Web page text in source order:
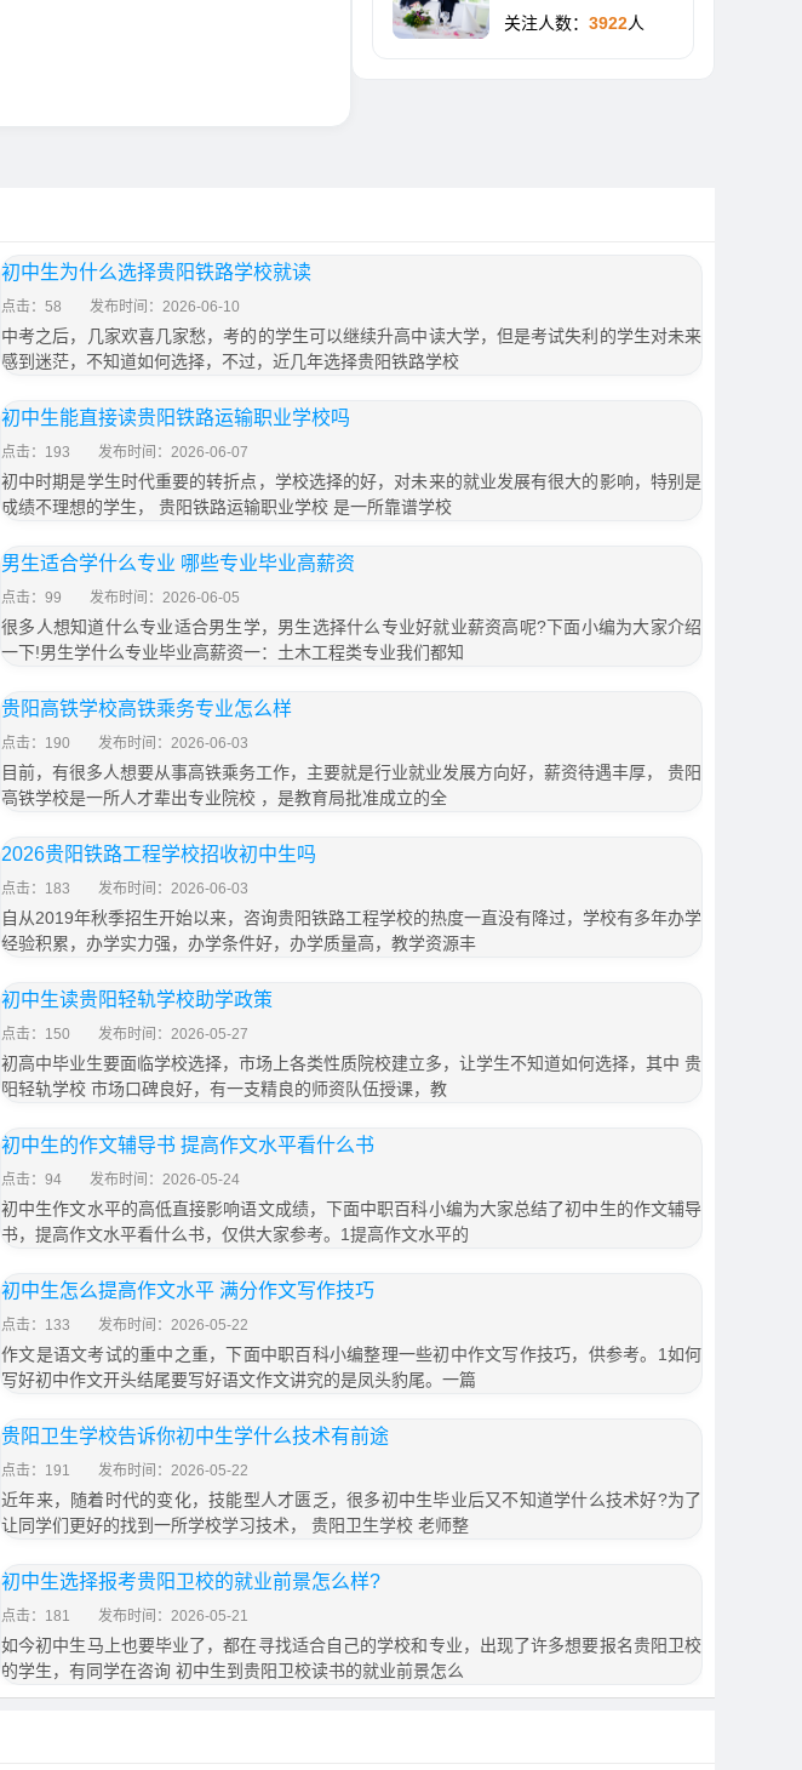
关注人数： 3922人
初中生为什么选择贵阳铁路学校就读
点击：58 发布时间：2026-06-10
中考之后，几家欢喜几家愁，考的的学生可以继续升高中读大学，但是考试失利的学生对未来
感到迷茫，不知道如何选择，不过，近几年选择贵阳铁路学校
初中生能直接读贵阳铁路运输职业学校吗
点击：193 发布时间：2026-06-07
初中时期是学生时代重要的转折点，学校选择的好，对未来的就业发展有很大的影响，特别是
成绩不理想的学生， 贵阳铁路运输职业学校 是一所靠谱学校
男生适合学什么专业 哪些专业毕业高薪资
点击：99 发布时间：2026-06-05
很多人想知道什么专业适合男生学，男生选择什么专业好就业薪资高呢?下面小编为大家介绍
一下!男生学什么专业毕业高薪资一：土木工程类专业我们都知
贵阳高铁学校高铁乘务专业怎么样
点击：190 发布时间：2026-06-03
目前，有很多人想要从事高铁乘务工作，主要就是行业就业发展方向好，薪资待遇丰厚， 贵阳
高铁学校是一所人才辈出专业院校 ，是教育局批准成立的全
2026贵阳铁路工程学校招收初中生吗
点击：183 发布时间：2026-06-03
自从2019年秋季招生开始以来，咨询贵阳铁路工程学校的热度一直没有降过，学校有多年办学
经验积累，办学实力强，办学条件好，办学质量高，教学资源丰
初中生读贵阳轻轨学校助学政策
点击：150 发布时间：2026-05-27
初高中毕业生要面临学校选择，市场上各类性质院校建立多，让学生不知道如何选择，其中 贵
阳轻轨学校 市场口碑良好，有一支精良的师资队伍授课，教
初中生的作文辅导书 提高作文水平看什么书
点击：94 发布时间：2026-05-24
初中生作文水平的高低直接影响语文成绩，下面中职百科小编为大家总结了初中生的作文辅导
书，提高作文水平看什么书，仅供大家参考。1提高作文水平的
初中生怎么提高作文水平 满分作文写作技巧
点击：133 发布时间：2026-05-22
作文是语文考试的重中之重，下面中职百科小编整理一些初中作文写作技巧，供参考。1如何
写好初中作文开头结尾要写好语文作文讲究的是凤头豹尾。一篇
贵阳卫生学校告诉你初中生学什么技术有前途
点击：191 发布时间：2026-05-22
近年来，随着时代的变化，技能型人才匮乏，很多初中生毕业后又不知道学什么技术好?为了
让同学们更好的找到一所学校学习技术， 贵阳卫生学校 老师整
初中生选择报考贵阳卫校的就业前景怎么样?
点击：181 发布时间：2026-05-21
如今初中生马上也要毕业了，都在寻找适合自己的学校和专业，出现了许多想要报名贵阳卫校
的学生，有同学在咨询 初中生到贵阳卫校读书的就业前景怎么